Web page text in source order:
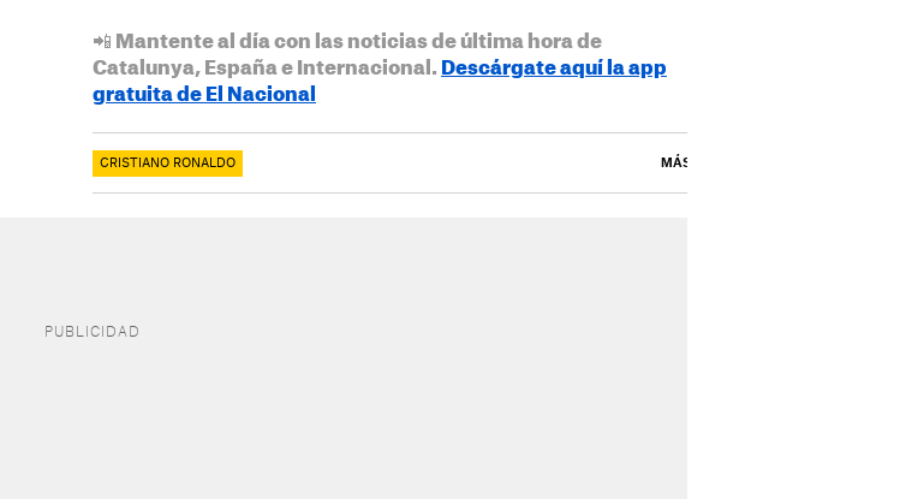
📲 Mantente al día con las noticias de última hora de
Catalunya, España e Internacional. Descárgate aquí la app
gratuita de El Nacional
CRISTIANO RONALDO MÁS